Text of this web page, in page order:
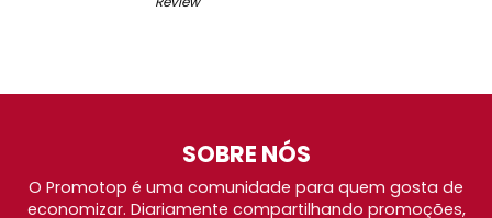
SOBRE NÓS
O Promotop é uma comunidade para quem gosta de
economizar. Diariamente compartilhando promoções,